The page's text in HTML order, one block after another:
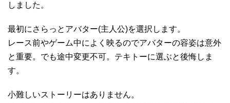
しました。
最初にさらっとアバター(主人公)を選択します。
レース前やゲーム中によく映るのでアバターの容姿は意外
と重要。でも途中変更不可。テキトーに選ぶと後悔しま
す。
小難しいストーリーはありません。